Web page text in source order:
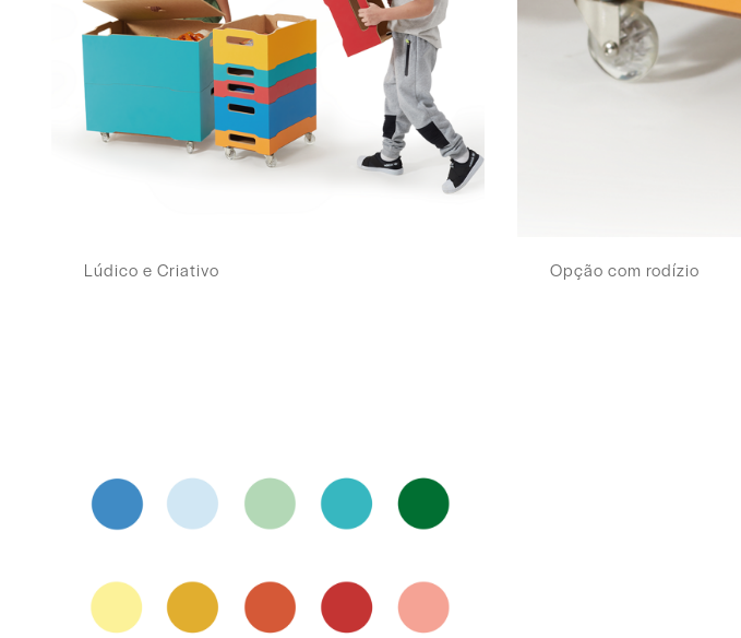
Lúdico e Criativo Opção com rodízio